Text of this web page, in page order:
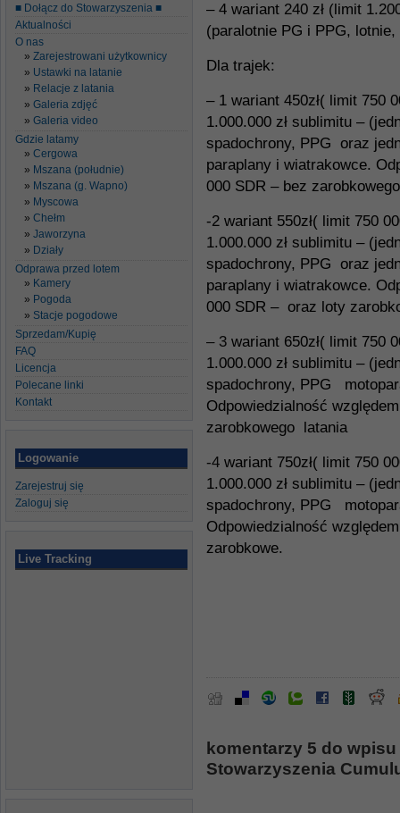
■ Dołącz do Stowarzyszenia ■
Aktualności
O nas
Zarejestrowani użytkownicy
Ustawki na latanie
Relacje z latania
Galeria zdjęć
Galeria video
Gdzie latamy
Cergowa
Mszana (południe)
Mszana (g. Wapno)
Myscowa
Chełm
Jaworzyna
Działy
Odprawa przed lotem
Kamery
Pogoda
Stacje pogodowe
Sprzedam/Kupię
FAQ
Licencja
Polecane linki
Kontakt
Logowanie
Zarejestruj się
Zaloguj się
Live Tracking
– 4 wariant 240 zł (limit
(paralotnie PG i PPG,
Dla trajek:
– 1 wariant 450zł( limit 750
1.000.000 zł sublimitu –
spadochrony, PPG oraz
paraplany i wiatrakowce.
000 SDR – bez
-2 wariant 550zł( limit 750
1.000.000 zł sublimitu –
spadochrony, PPG oraz
paraplany i wiatrakowce.
000 SDR – oraz loty
– 3 wariant 650zł( limit 750
1.000.000 zł sublimitu –
spadochrony, PPG
Odpowiedzialność
zarobkowego latania
-4 wariant 750zł( limit 750
1.000.000 zł sublimitu –
spadochrony, PPG
Odpowiedzialność
zarobkowe.
komentarzy 5 do
Stowarzyszenia